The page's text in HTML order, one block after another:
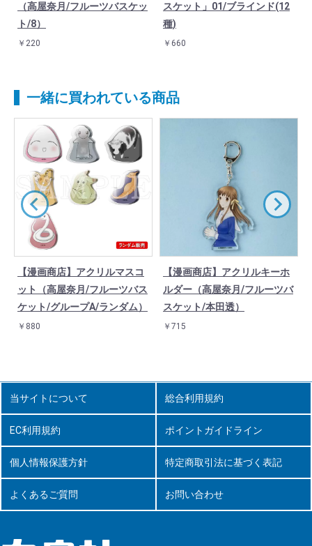
（高屋奈月/フルーツバスケッ
ト/8）
￥220
スケット」01/ブラインド(12
種)
￥660
一緒に買われている商品
【漫画商店】アクリルマスコ
ット（高屋奈月/フルーツバス
ケット/グループA/ランダム）
￥880
【漫画商店】アクリルキーホ
ルダー（高屋奈月/フルーツバ
スケット/本田透）
￥715
当サイトについて 総合利用規約
EC利用規約 ポイントガイドライン
個人情報保護方針 特定商取引法に基づく表記
よくあるご質問 お問い合わせ